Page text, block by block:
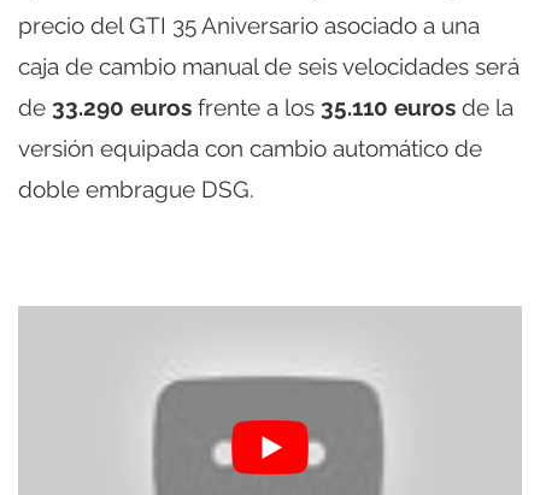
precio del GTI 35 Aniversario asociado a una
caja de cambio manual de seis velocidades será
de 33.290 euros frente a los 35.110 euros de la
versión equipada con cambio automático de
doble embrague DSG.